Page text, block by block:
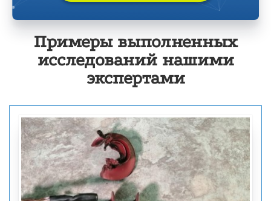
Примеры выполненных
исследований нашими
экспертами